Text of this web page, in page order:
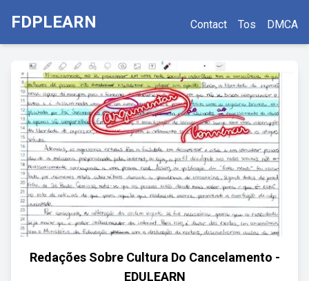
FDPLEARN Contact Tos DMCA
Redações Sobre Cultura Do Cancelamento -
EDULEARN